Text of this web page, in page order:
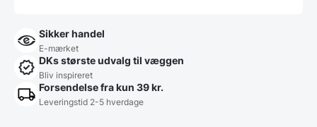
Sikker handel
E-mærket
DKs største udvalg til væggen
Bliv inspireret
Forsendelse fra kun 39 kr.
Leveringstid 2-5 hverdage